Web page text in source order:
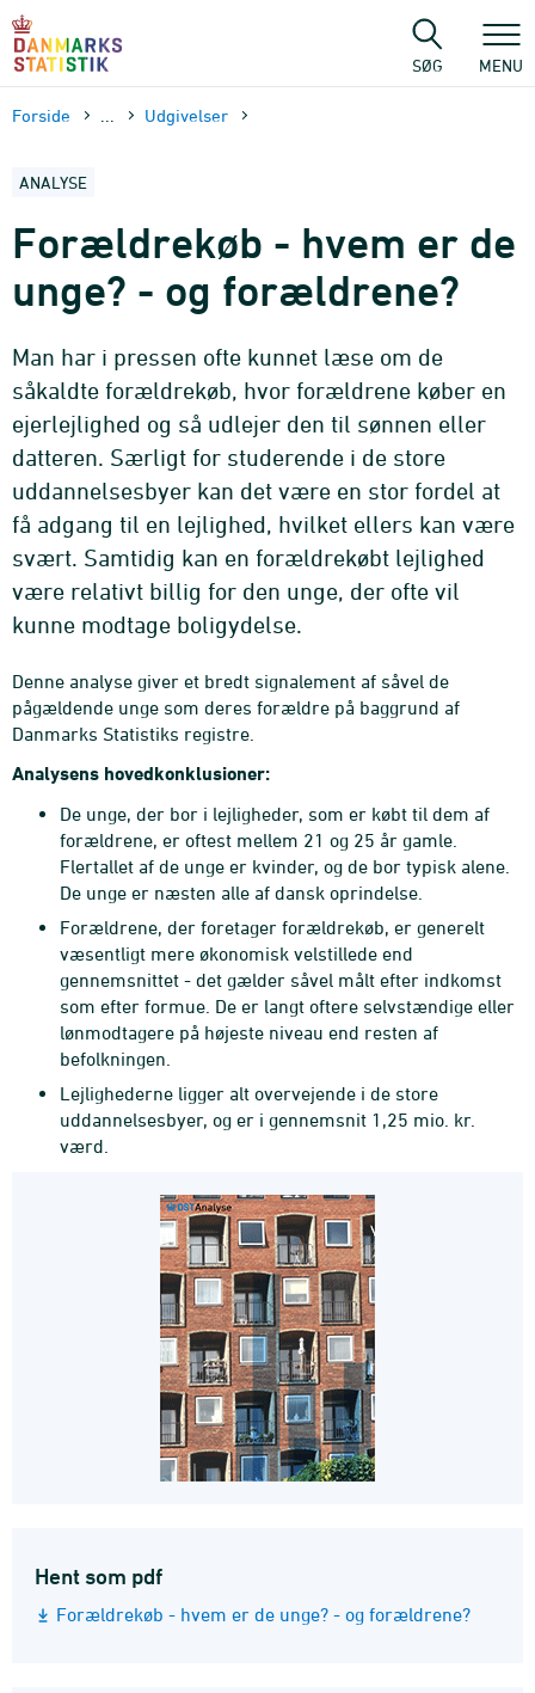
sidens
SØG MENU
Forside Udgivelser
ANALYSE
Forældrekøb - hvem er de
unge? - og forældrene?
Man har i pressen ofte kunnet læse om de
såkaldte forældrekøb, hvor forældrene køber en
ejerlejlighed og så udlejer den til sønnen eller
datteren. Særligt for studerende i de store
uddannelsesbyer kan det være en stor fordel at
få adgang til en lejlighed, hvilket ellers kan være
svært. Samtidig kan en forældrekøbt lejlighed
være relativt billig for den unge, der ofte vil
kunne modtage boligydelse.
Denne analyse giver et bredt signalement af såvel de
pågældende unge som deres forældre på baggrund af
Danmarks Statistiks registre.
Analysens hovedkonklusioner:
De unge, der bor i lejligheder, som er købt til dem af
forældrene, er oftest mellem 21 og 25 år gamle.
Flertallet af de unge er kvinder, og de bor typisk alene.
De unge er næsten alle af dansk oprindelse.
Forældrene, der foretager forældrekøb, er generelt
væsentligt mere økonomisk velstillede end
gennemsnittet - det gælder såvel målt efter indkomst
som efter formue. De er langt of­tere selvstændige eller
lønmodtagere på højeste niveau end resten af
befolkningen.
Lejlighederne ligger alt overvejende i de store
uddannelsesbyer, og er i gennemsnit 1,25 mio. kr.
værd.
Hent som pdf
Forældrekøb - hvem er de unge? - og forældrene?